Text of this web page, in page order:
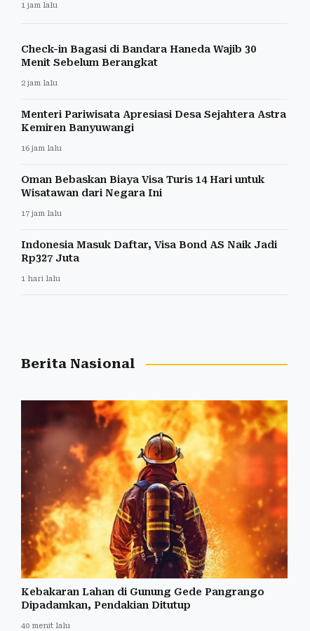
1 jam lalu
Check-in Bagasi di Bandara Haneda Wajib 30
Menit Sebelum Berangkat
2 jam lalu
Menteri Pariwisata Apresiasi Desa Sejahtera Astra
Kemiren Banyuwangi
16 jam lalu
Oman Bebaskan Biaya Visa Turis 14 Hari untuk
Wisatawan dari Negara Ini
17 jam lalu
Indonesia Masuk Daftar, Visa Bond AS Naik Jadi
Rp327 Juta
1 hari lalu
Berita Nasional
Kebakaran Lahan di Gunung Gede Pangrango
Dipadamkan, Pendakian Ditutup
40 menit lalu